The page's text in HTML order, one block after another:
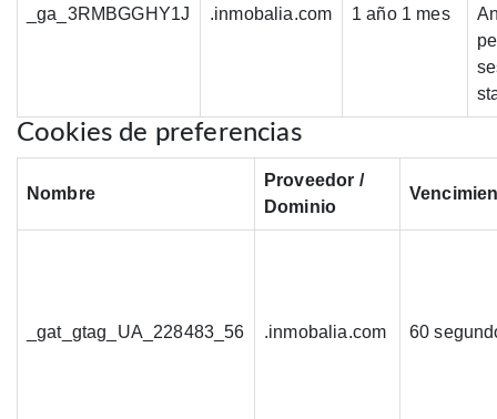
_ga_3RMBGGHY1J .inmobalia.com 1 año 1 mes
Cookies de preferencias
Nombre
Proveedor /
Dominio
_gat_gtag_UA_228483_56 .inmobalia.com 60